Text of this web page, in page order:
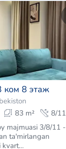
8 этаж
83 m²
8/11
majmuasi 3/8/11 -
ta'mirlangan
kvart…